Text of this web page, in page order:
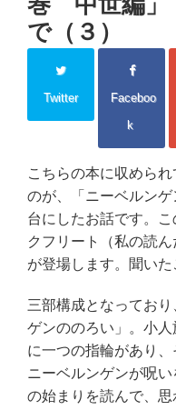
で（３）
Twitter
Faceboo
k
こちらの本に収めら
のが、「ニーベルン
台にしたお話です。
クフリート（私の読ん
が登場します。聞い
三部構成となってお
ゲンののろい」。小
に一つの指輪があり、
ニーベルンゲンが呪
の始まりを読んで、